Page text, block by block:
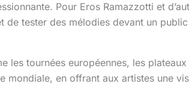
Pour Eros Ramazzotti et
de tester des mélodies devant un
les tournées européennes, les
mondiale, en offrant aux artistes une